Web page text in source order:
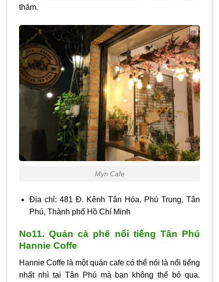
thăm.
Myn Cafe
Địa chỉ: 481 Đ. Kênh Tân Hóa, Phú Trung, Tân
Phú, Thành phố Hồ Chí Minh
No11. Quán cà phê nổi tiếng Tân Phú
Hannie Coffe
Hannie Coffe là một quán cafe có thể nói là nổi tiếng
nhất nhì tại Tân Phú mà bạn không thể bỏ qua.